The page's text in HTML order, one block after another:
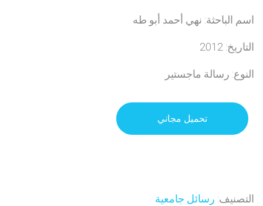
اسم الباحثة: نهي أحمد أبو طه
التاريخ: 2012
النوع: رسالة ماجستير
تحميل مجاني
التصنيف: رسائل جامعية